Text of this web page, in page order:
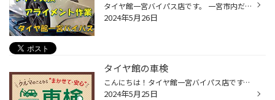
タイヤ館一宮バイパス店です。 一宮市内だけでなく、 江南市・北名古屋市・岩倉市・羽島市などからも ご来店いただきまして、ありがとうございます！ 本日の作業ご紹介です。 トヨタ カローラスポーツ タイヤ 215/45R17 セイバーリングSL201 1本パンクされてしまいご来店されました。 残りの３本も...
2024年5月26日
タイヤ館の車検
こんにちは！タイヤ館一宮バイパス店です。 タイヤ館でも車検ができます お見積りだけでもOK！！ 【しっかりサポート。車検もタイヤ館で】 そして当店では、タイヤのことはもちろん、おクルマのメンテナンスを幅広く手がけていますので、車検もおまかせください！ 当店での車検は、こんなメリットも...
2024年5月25日